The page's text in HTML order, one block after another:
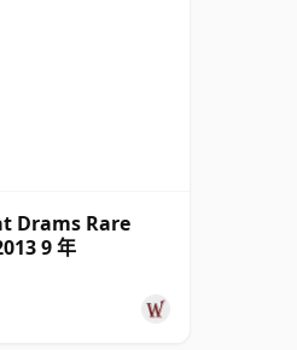
Drams Rare
9 年